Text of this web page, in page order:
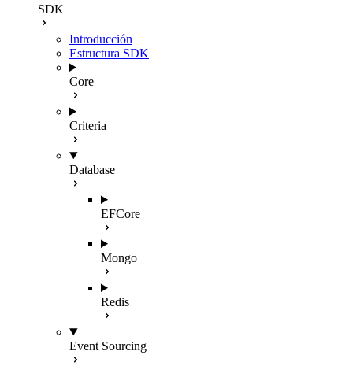
SDK
Introducción
Estructura SDK
Core
Criteria
Database
EFCore
Mongo
Redis
Event Sourcing